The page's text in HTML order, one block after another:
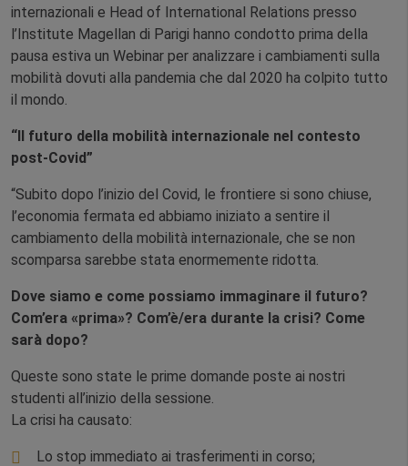
internazionali e Head of International Relations presso
l’Institute Magellan di Parigi hanno condotto prima della
pausa estiva un Webinar per analizzare i cambiamenti sulla
mobilità dovuti alla pandemia che dal 2020 ha colpito tutto
il mondo.
“Il futuro della mobilità internazionale nel contesto
post-Covid”
“Subito dopo l’inizio del Covid, le frontiere si sono chiuse,
l’economia fermata ed abbiamo iniziato a sentire il
cambiamento della mobilità internazionale, che se non
scomparsa sarebbe stata enormemente ridotta.
Dove siamo e come possiamo immaginare il futuro?
Com’era «prima»? Com’è/era durante la crisi? Come
sarà dopo?
Queste sono state le prime domande poste ai nostri
studenti all’inizio della sessione.
La crisi ha causato:
Lo stop immediato ai trasferimenti in corso;